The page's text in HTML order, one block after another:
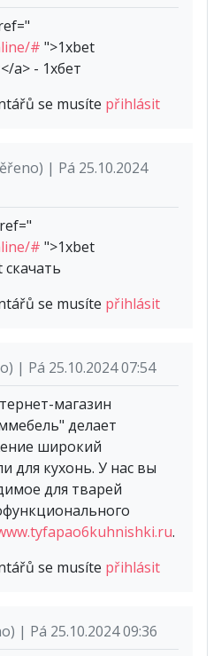
# ">1xbet
a> - 1хбет
se musíte přihlásit
| Pá 25.10.2024
# ">1xbet
se musíte přihlásit
| Pá 25.10.2024 07:54
магазин
делает
широкий
для кухонь. У нас вы
для тварей
.
se musíte přihlásit
| Pá 25.10.2024 09:36